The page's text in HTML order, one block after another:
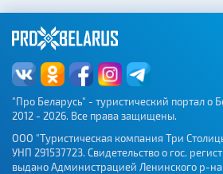
"Про Беларусь" - туристический портал о
2012 - 2026. Все права защищены.
ООО "Туристическая компания Три
УНП 291537723. Свидетельство о гос.
выдано Администрацией Ленинского р-на